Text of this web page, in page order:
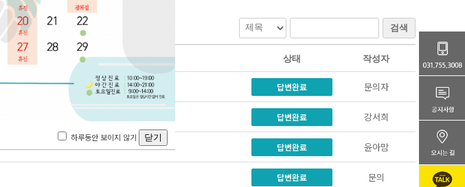
하루동안 보이지 않기
검색
상태 작성자
답변완료 문의자
답변완료 강서희
답변완료 윤아맘
답변완료 문의